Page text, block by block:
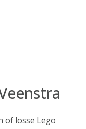
of losse Lego